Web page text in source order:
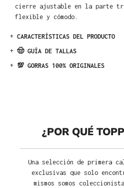
cierre ajustable en la parte
flexible y cómodo.
+ CARACTERÍSTICAS DEL PRODUCTO
+ 🤠 GUÍA DE TALLAS
+ 💯 GORRAS 100% ORIGINALES
¿POR QUÉ
Una selección de primera
exclusivas que solo
mismos somos